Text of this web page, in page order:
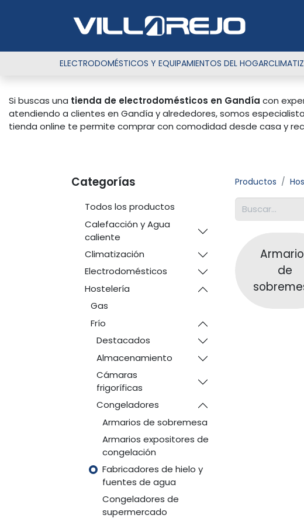
ELECTRODOMÉSTICOS Y EQUIPAMIENTOS DEL HOGAR
Si buscas una tienda de electrodomésticos en Gandía con
atendiendo a clientes en Gandía y alrededores, somos
tienda online te permite comprar con comodidad desde casa y
Categorías
Todos los productos
Calefacción y Agua
caliente
Climatización
Electrodomésticos
Hostelería
Gas
Frío
Destacados
Almacenamiento
Cámaras
frigoríficas
Congeladores
Armarios de sobremesa
Armarios expositores de
congelación
Fabricadores de hielo y
fuentes de agua
Congeladores de
supermercado
Productos
de